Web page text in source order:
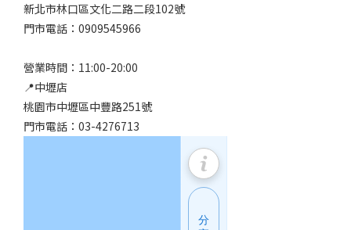
新北市林口區文化二路二段102號
門市電話：0909545966
營業時間：11:00-20:00
📍中壢店
桃園市中壢區中豐路251號
門市電話：03-4276713